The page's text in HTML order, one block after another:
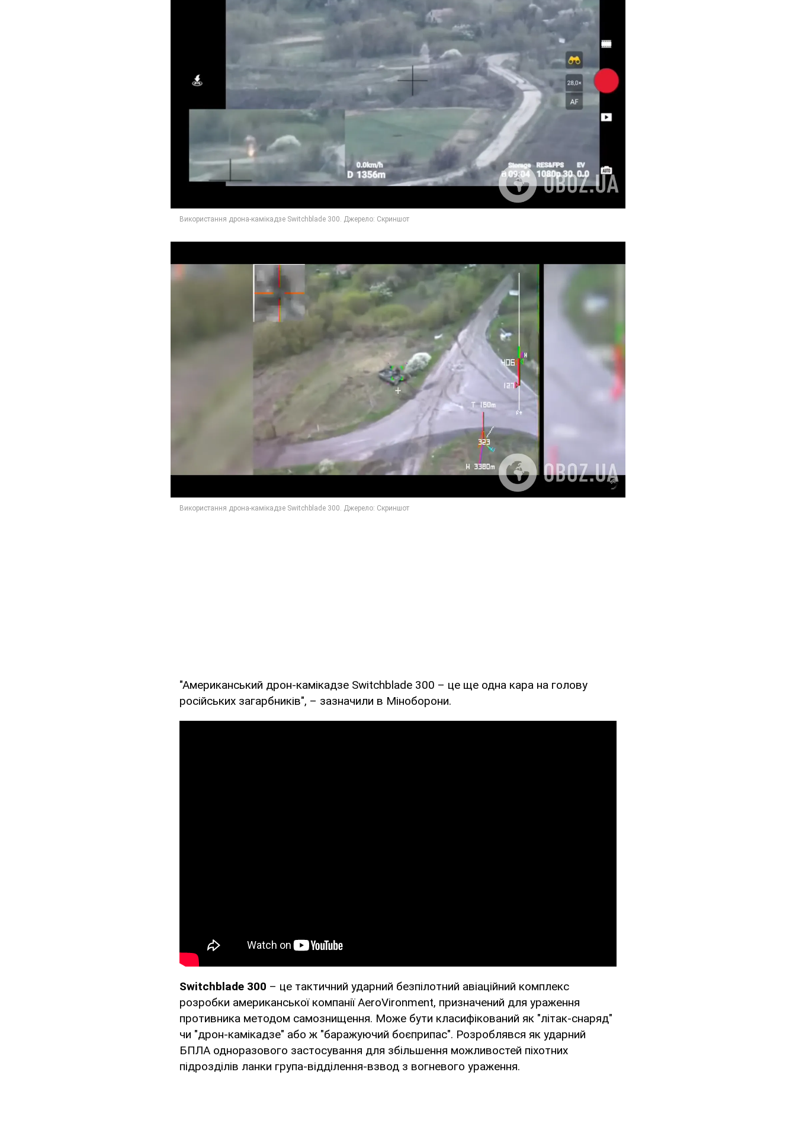
"Американський дрон-камікадзе Switchblade 300 – це ще одна кара на голову
російських загарбників", – зазначили в Міноборони.
Switchblade 300 – це тактичний ударний безпілотний авіаційний комплекс
розробки американської компанії AeroVironment, призначений для ураження
противника методом самознищення. Може бути класифікований як "літак-снаряд"
чи "дрон-камікадзе" або ж "баражуючий боєприпас". Розроблявся як ударний
БПЛА одноразового застосування для збільшення можливостей піхотних
підрозділів ланки група-відділення-взвод з вогневого ураження.